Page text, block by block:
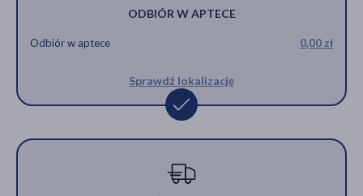
ODBIÓR W APTECE
Odbiór w aptece 0,00 zł
Sprawdź lokalizację